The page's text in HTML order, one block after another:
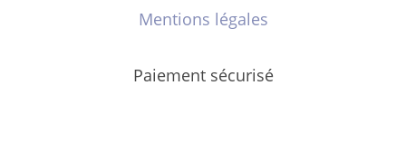
Mentions légales
Paiement sécurisé